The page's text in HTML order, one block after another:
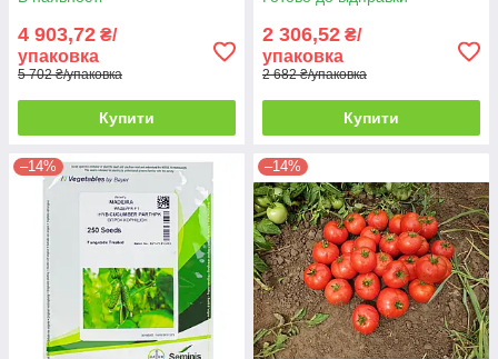
4 903,72 ₴/
упаковка
5 702 ₴/упаковка
Купити
2 306,52 ₴/
упаковка
2 682 ₴/упаковка
Купити
–14% –14%